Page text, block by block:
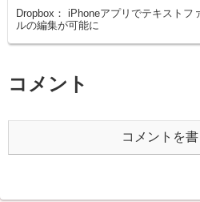
Dropbox： iPhoneアプリでテキストフ
ルの編集が可能に
コメント
コメントを